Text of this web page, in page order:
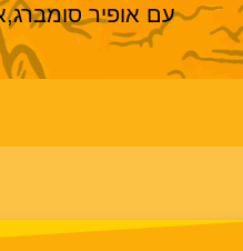
עם אופיר